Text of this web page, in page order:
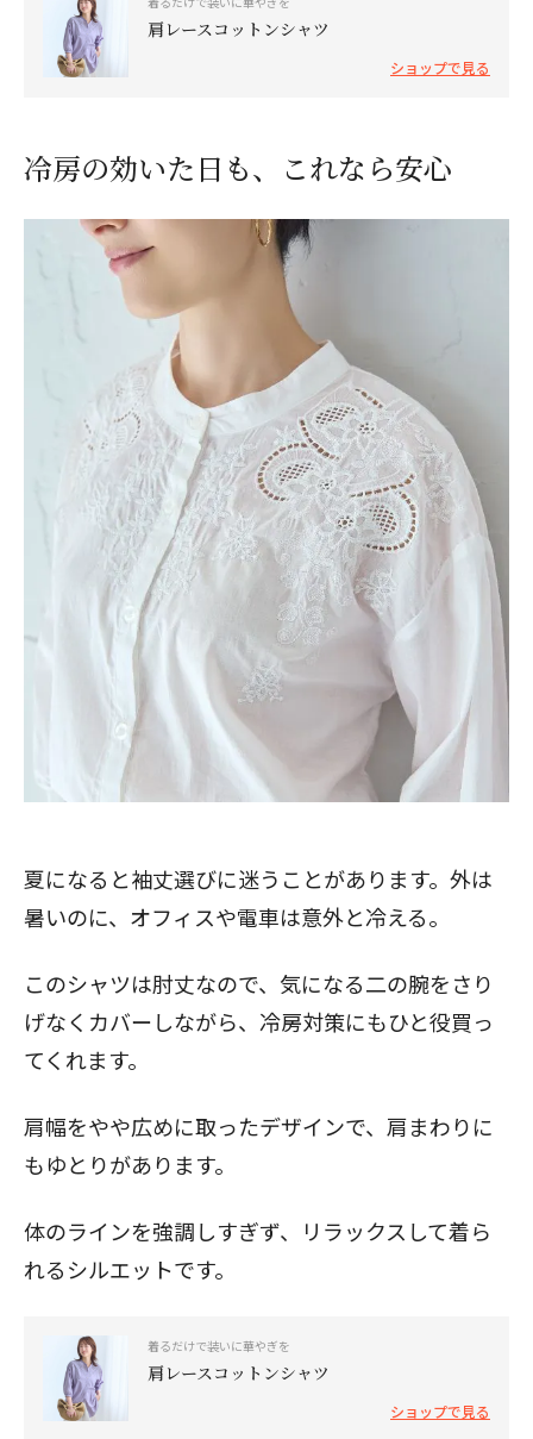
肩レースコットンシャツ
ショップで見る
冷房の効いた日も、これなら安心
夏になると袖丈選びに迷うことがあります。外は
暑いのに、オフィスや電車は意外と冷える。
このシャツは肘丈なので、気になる二の腕をさり
げなくカバーしながら、冷房対策にもひと役買っ
てくれます。
肩幅をやや広めに取ったデザインで、肩まわりに
もゆとりがあります。
体のラインを強調しすぎず、リラックスして着ら
れるシルエットです。
着るだけで装いに華やぎを
肩レースコットンシャツ
ショップで見る